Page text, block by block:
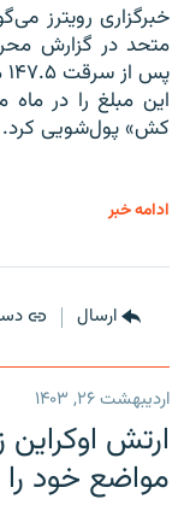
خبرگزاری رویترز
متحد در گزارش
این مبلغ را در ماه
کش» پول‌شویی کرد.
ادامه خبر
ارسال
اردیبهشت ۲۶, ۱۴۰۳
ارتش
مواضع خود را